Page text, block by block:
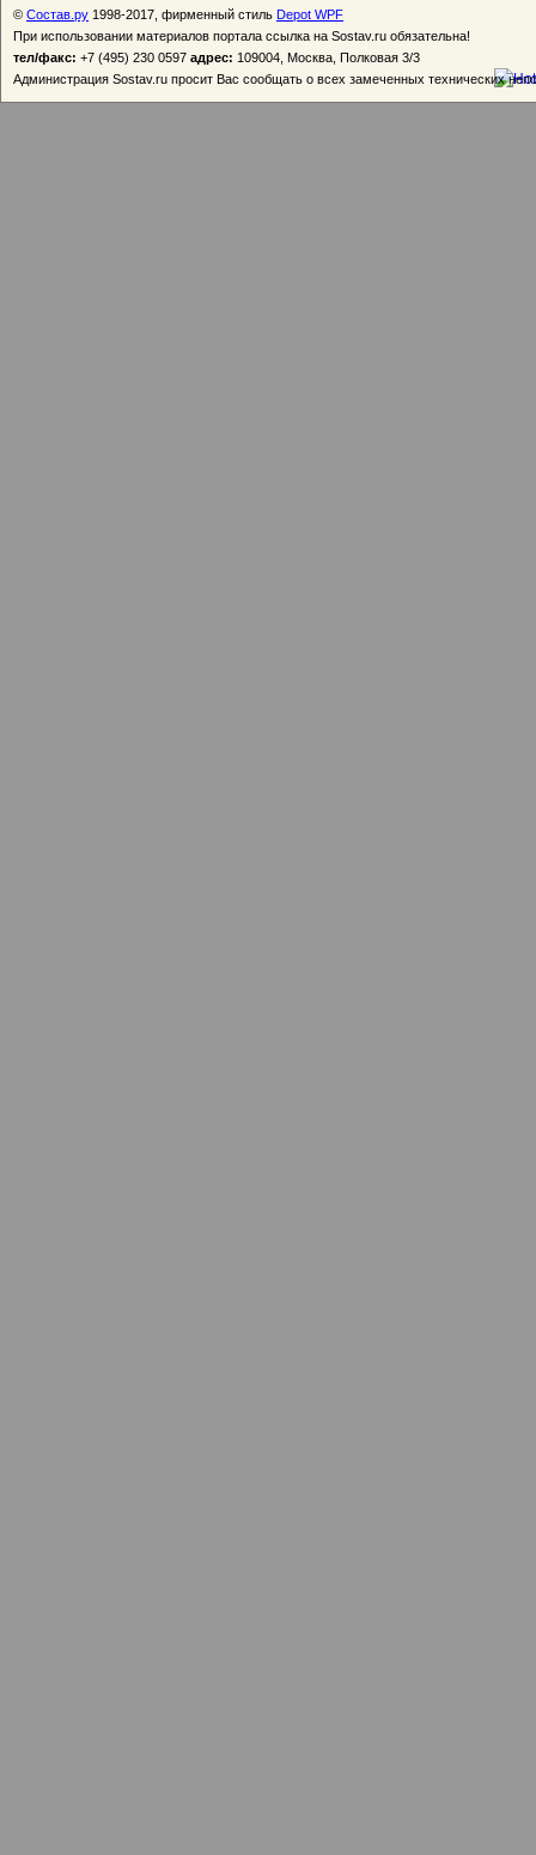
© Состав.ру 1998-2017, фирменный стиль Depot WPF
При использовании материалов портала ссылка на Sostav.ru обязательна!
тел/факс: +7 (495) 230 0597 адрес: 109004, Москва, Полковая 3/3
Администрация Sostav.ru просит Вас сообщать о всех замеченных технических